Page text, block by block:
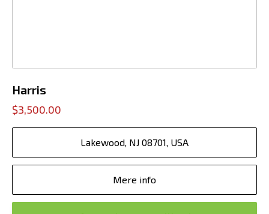
Harris
$3,500.00
Lakewood, NJ 08701, USA
Mere info